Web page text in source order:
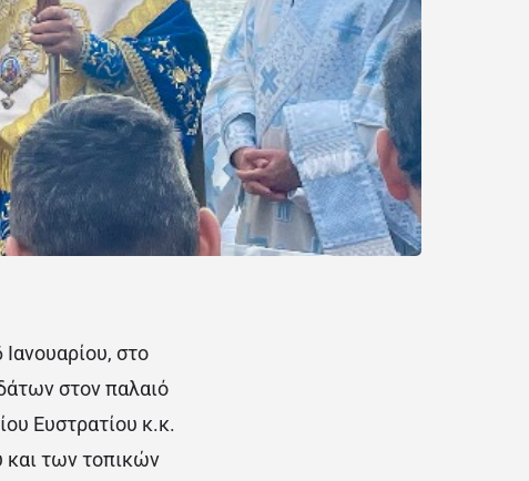
στο
στον παλαιό
Ευστρατίου κ.κ.
και των τοπικών